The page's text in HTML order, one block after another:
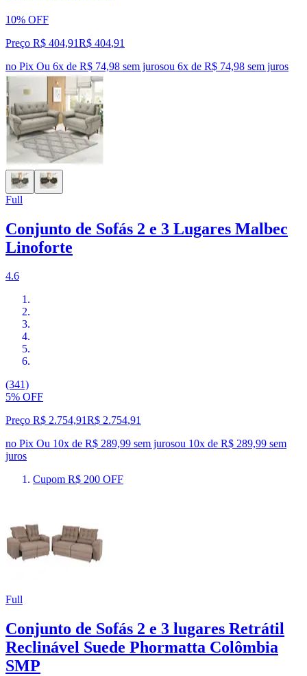
10% OFF
Preço R$ 404,91R$ 404,91
no Pix Ou 6x de R$ 74,98 sem jurosou 6x de R$ 74,98 sem juros
Full
Conjunto de Sofás 2 e 3 Lugares Malbec
Linoforte
4.6
(341)
5% OFF
Preço R$ 2.754,91R$ 2.754,91
no Pix Ou 10x de R$ 289,99 sem jurosou 10x de R$ 289,99 sem
juros
Cupom R$ 200 OFF
Full
Conjunto de Sofás 2 e 3 lugares Retrátil
Reclinável Suede Phormatta Colômbia
SMP